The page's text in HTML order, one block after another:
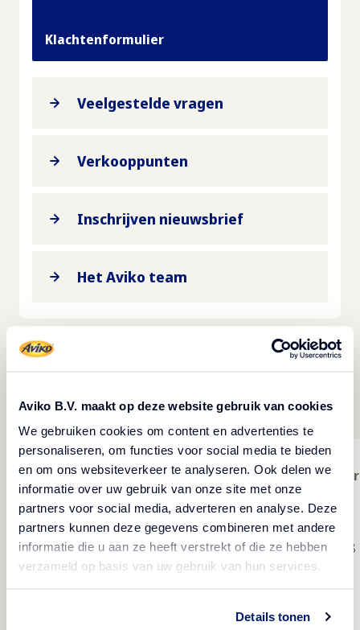
Aviko B.V. maakt op deze website gebruik van cookies
We gebruiken cookies om content en advertenties te
personaliseren, om functies voor social media te bieden
en om ons websiteverkeer te analyseren. Ook delen we
informatie over uw gebruik van onze site met onze
partners voor social media, adverteren en analyse. Deze
partners kunnen deze gegevens combineren met andere
informatie die u aan ze heeft verstrekt of die ze hebben
verzameld op basis van uw gebruik van hun services.
Details tonen
Klachtenformulier
Veelgestelde vragen
Verkooppunten
Inschrijven nieuwsbrief
Het Aviko team
Nederland
Postadres
Aviko B.V.
Postbus 8
7220 AA
Commercieel
kantoor
Aviko B.V.
Burg.
Smitstraat 2
Hoofdkantoor
Aviko B.V.
Doctor A.
Ariensstraat 28
7221 CD
Nederland